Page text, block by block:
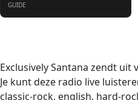
GUIDE
Exclusively Santana zendt uit
Je kunt deze radio live
classic-rock, english, hard-